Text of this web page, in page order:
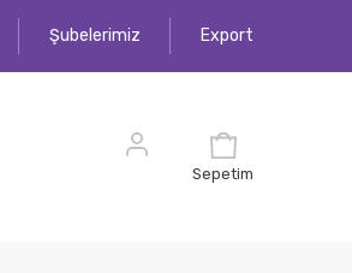
Export
Şubelerimiz
Sepetim